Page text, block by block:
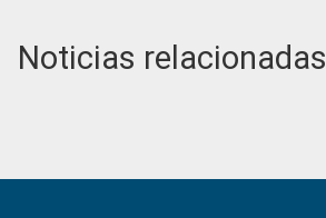
Noticias relacionadas